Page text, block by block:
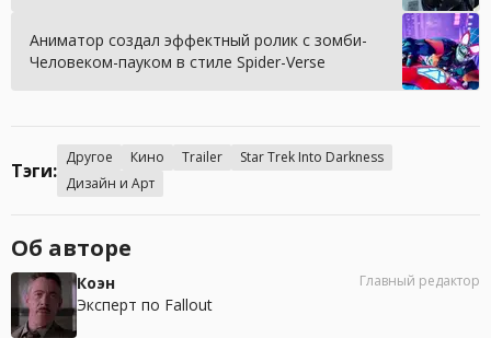
Аниматор создал эффектный ролик с зомби-
Человеком-пауком в стиле Spider-Verse
Тэги:
Другое Кино Trailer
Star Trek Into Darkness
Дизайн и Арт
Об авторе
Коэн
Эксперт по Fallout
Главный редактор